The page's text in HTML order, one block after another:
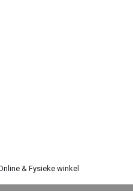
& Fysieke winkel